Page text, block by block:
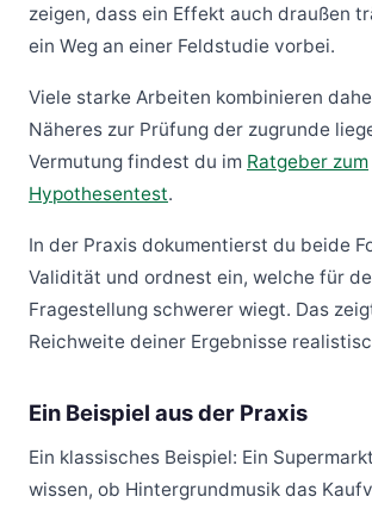
zeigen, dass ein Effekt auch draußen
ein Weg an einer Feldstudie vorbei.
Viele starke Arbeiten kombinieren
Näheres zur Prüfung der zugrunde
Vermutung findest du im Ratgeber zum
Hypothesentest.
In der Praxis dokumentierst du beide
Validität und ordnest ein, welche für
Fragestellung schwerer wiegt. Das
Reichweite deiner Ergebnisse
Ein Beispiel aus der Praxis
Ein klassisches Beispiel: Ein
wissen, ob Hintergrundmusik das